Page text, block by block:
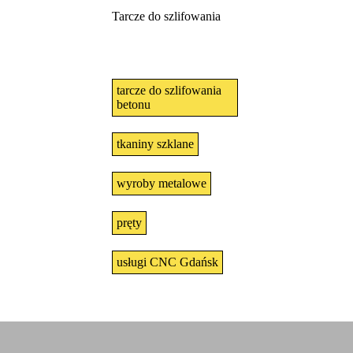
Tarcze do szlifowania
tarcze do szlifowania
betonu
tkaniny szklane
wyroby metalowe
pręty
usługi CNC Gdańsk